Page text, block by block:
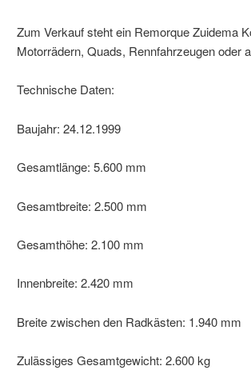
Zum Verkauf steht ein Remorque Zuidema
Motorrädern, Quads, Rennfahrzeugen oder
Technische Daten:
Baujahr: 24.12.1999
Gesamtlänge: 5.600 mm
Gesamtbreite: 2.500 mm
Gesamthöhe: 2.100 mm
Innenbreite: 2.420 mm
Breite zwischen den Radkästen: 1.940 mm
Zulässiges Gesamtgewicht: 2.600 kg